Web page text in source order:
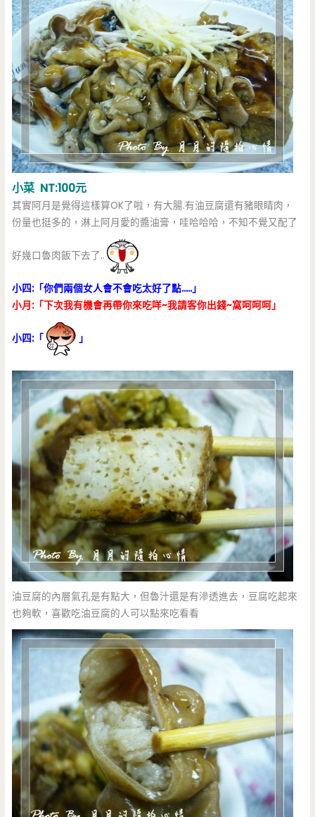
小菜 NT:100元
其實阿月是覺得這樣算OK了啦，有大腸.有油豆腐還有豬眼睛肉，
份量也挺多的，淋上阿月愛的醬油膏，哇哈哈哈，不知不覺又配了
好幾口魯肉飯下去了..
小四:「你們兩個女人會不會吃太好了點…..」
小月:「下次我有機會再帶你來吃咩~我請客你出錢~窩呵呵呵」
小四:「 」
油豆腐的內層氣孔是有點大，但魯汁還是有滲透進去，豆腐吃起來
也夠軟，喜歡吃油豆腐的人可以點來吃看看